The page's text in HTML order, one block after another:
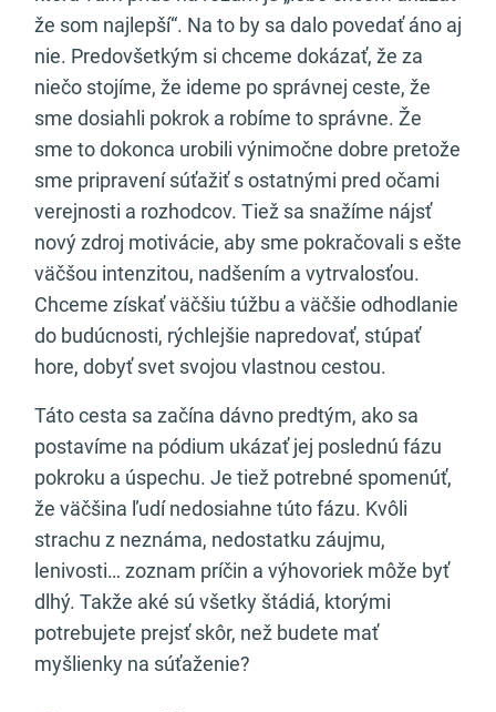
že som najlepší“. Na to by sa dalo povedať áno aj
nie. Predovšetkým si chceme dokázať, že za
niečo stojíme, že ideme po správnej ceste, že
sme dosiahli pokrok a robíme to správne. Že
sme to dokonca urobili výnimočne dobre pretože
sme pripravení súťažiť s ostatnými pred očami
verejnosti a rozhodcov. Tiež sa snažíme nájsť
nový zdroj motivácie, aby sme pokračovali s ešte
väčšou intenzitou, nadšením a vytrvalosťou.
Chceme získať väčšiu túžbu a väčšie odhodlanie
do budúcnosti, rýchlejšie napredovať, stúpať
hore, dobyť svet svojou vlastnou cestou.
Táto cesta sa začína dávno predtým, ako sa
postavíme na pódium ukázať jej poslednú fázu
pokroku a úspechu. Je tiež potrebné spomenúť,
že väčšina ľudí nedosiahne túto fázu. Kvôli
strachu z neznáma, nedostatku záujmu,
lenivosti… zoznam príčin a výhovoriek môže byť
dlhý. Takže aké sú všetky štádiá, ktorými
potrebujete prejsť skôr, než budete mať
myšlienky na súťaženie?